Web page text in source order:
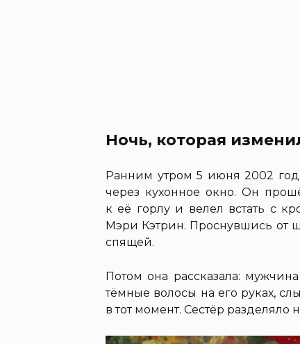
Ночь, которая
Ранним утром 5 июня 2002
через кухонное окно. Он
к её горлу и велел встать с
Мэри Кэтрин. Проснувшись от
спящей.
Потом она рассказала:
тёмные волосы на его руках,
в тот момент. Сестёр разделяло